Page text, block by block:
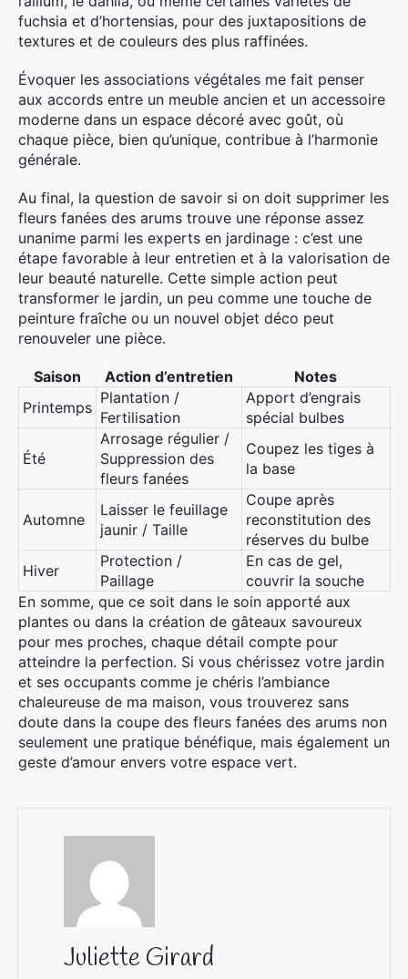
fuchsia et d’hortensias, pour des juxtapositions de
textures et de couleurs des plus raffinées.
Évoquer les associations végétales me fait penser
aux accords entre un meuble ancien et un accessoire
moderne dans un espace décoré avec goût, où
chaque pièce, bien qu’unique, contribue à l’harmonie
générale.
Au final, la question de savoir si on doit supprimer les
fleurs fanées des arums trouve une réponse assez
unanime parmi les experts en jardinage : c’est une
étape favorable à leur entretien et à la valorisation de
leur beauté naturelle. Cette simple action peut
transformer le jardin, un peu comme une touche de
peinture fraîche ou un nouvel objet déco peut
renouveler une pièce.
Saison Action d’entretien
Notes
Printemps
Plantation /
Fertilisation
Apport d’engrais
spécial bulbes
Été
Arrosage régulier /
Suppression des
fleurs fanées
Coupez les tiges à
la base
Automne
Laisser le feuillage
jaunir / Taille
Coupe après
reconstitution des
réserves du bulbe
Hiver
Protection /
Paillage
En cas de gel,
couvrir la souche
En somme, que ce soit dans le soin apporté aux
plantes ou dans la création de gâteaux savoureux
pour mes proches, chaque détail compte pour
atteindre la perfection. Si vous chérissez votre jardin
et ses occupants comme je chéris l’ambiance
chaleureuse de ma maison, vous trouverez sans
doute dans la coupe des fleurs fanées des arums non
seulement une pratique bénéfique, mais également un
geste d’amour envers votre espace vert.
Juliette Girard